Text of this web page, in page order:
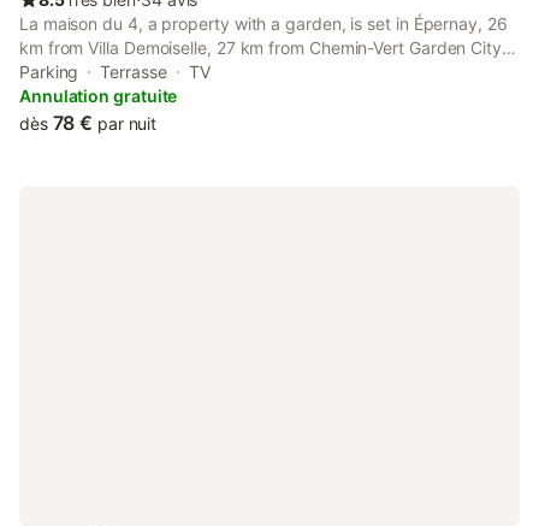
La maison du 4, a property with a garden, is set in Épernay, 26
km from Villa Demoiselle, 27 km from Chemin-Vert Garden City,
as well as 27 km from Léo Lagrange Park.
Parking Terrasse
TV
Annulation gratuite
dès 78 € par nuit